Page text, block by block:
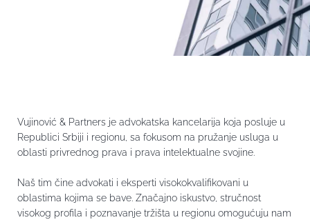
Vujinović & Partners je advokatska kancelarija koja posluje u
Republici Srbiji i regionu, sa fokusom na pružanje usluga u
oblasti privrednog prava i prava intelektualne svojine.
Naš tim čine advokati i eksperti visokokvalifikovani u
oblastima kojima se bave. Značajno iskustvo, stručnost
visokog profila i poznavanje tržišta u regionu omogućuju nam